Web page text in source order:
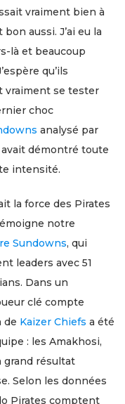
vraiment bien à
aussi. J’ai eu la
là et beaucoup
qu’ils
vraiment se tester
choc
analysé par
démontré toute
intensité.
la force des Pirates
notre
Sundowns, qui
leaders avec 51
Dans un
clé compte
de Kaizer Chiefs a été
: les Amakhosi,
grand résultat
Selon les données
Pirates comptent